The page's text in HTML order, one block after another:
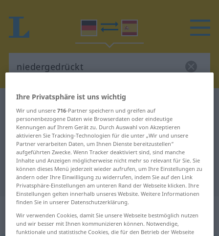
Deutsch-Spanisch Wörterbuch
Deutsch-Spanisch Übersetzung für
"niedergedrückt"
"niedergedrückt" Spanisch
Übersetzung
„niedergedrückt“: als Adjektiv
gebraucht
Ihre Privatsphäre ist uns wichtig
Wir und unsere716-Partner speichern und greifen auf
personenbezogene Daten wie Browserdaten oder eindeutige
Kennungen auf Ihrem Gerät zu. Durch Auswahl von Akzeptieren
aktivieren Sie Tracking-Technologien für die unter „Wir und unsere
Partner verarbeiten Daten, um Ihnen Dienste bereitzustellen“
aufgeführten Zwecke. Wenn Tracker deaktiviert sind, sind manche
Inhalte und Anzeigen möglicherweise nicht mehr so relevant für Sie. Sie
können dieses Menü jederzeit wieder aufrufen, um Ihre Einstellungen zu
ändern oder Ihre Einwilligung zu widerrufen, indem Sie auf den Link
Privatsphäre-Einstellungen am unteren Rand der Webseite klicken. Ihre
Einstellungen gelten innerhalb unseres Website. Weitere Informationen
finden Sie in unserer Datenschutzerklärung.
Wir verwenden Cookies, damit Sie unsere Webseite bestmöglich nutzen
und wir besser mit Ihnen kommunizieren können. Notwendige,
funktionale und statistische Cookies, die für den Betrieb der Webseite